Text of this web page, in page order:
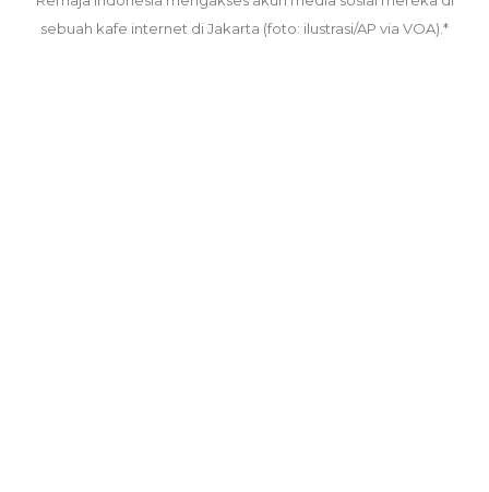
sebuah kafe internet di Jakarta (foto: ilustrasi/AP via VOA).*